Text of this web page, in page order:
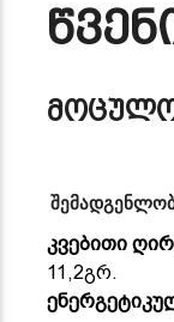
კვებითი
11,2გრ.